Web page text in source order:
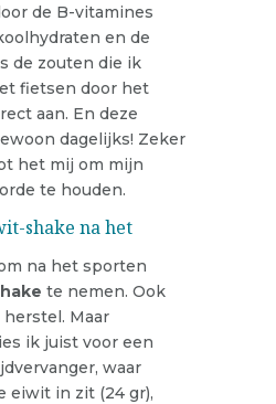
de B-vitamines
en de
de zouten die ik
fietsen door het
aan. En deze
dagelijks! Zeker
het mij om mijn
te houden.
shake na het
na het sporten
te nemen. Ook
Maar
ik juist voor een
waar
eiwit in zit (24 gr),